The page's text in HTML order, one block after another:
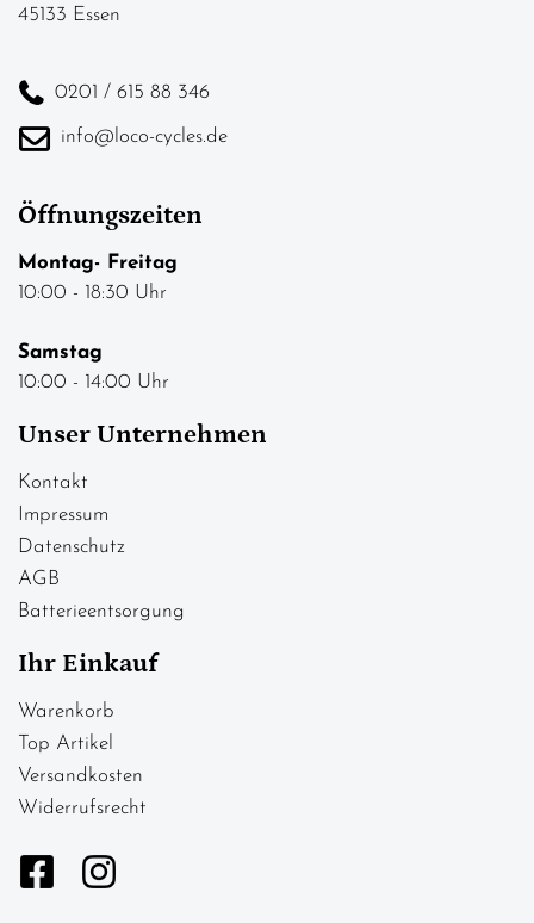
45133 Essen
0201 / 615 88 346
info@loco-cycles.de
Öffnungszeiten
Montag- Freitag
10:00 - 18:30 Uhr
Samstag
10:00 - 14:00 Uhr
Unser Unternehmen
Kontakt
Impressum
Datenschutz
AGB
Batterieentsorgung
Ihr Einkauf
Warenkorb
Top Artikel
Versandkosten
Widerrufsrecht